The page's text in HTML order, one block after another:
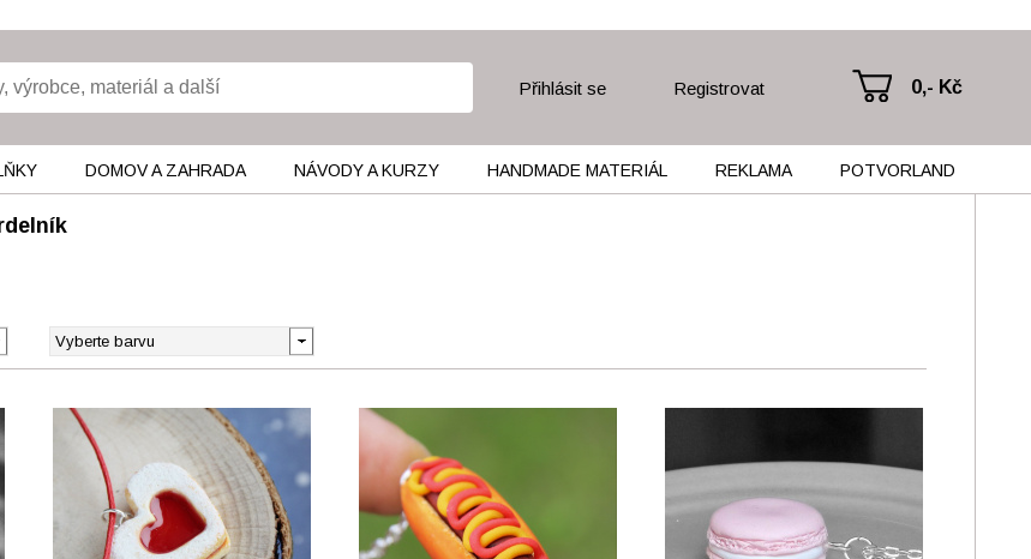
Přihlásit se Registrovat 0,- Kč
DOMOV A ZAHRADA NÁVODY A KURZY HANDMADE MATERIÁL REKLAMA POTVORLAND